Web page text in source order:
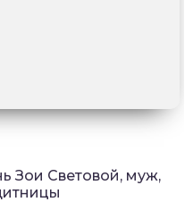
Зои Световой, муж,